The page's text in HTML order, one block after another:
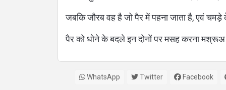
जबकि जौरब वह है जो पैर में पहना जाता है, एवं चमड़े
पैर को धोने के बदले इन दोनों पर मसह करना
WhatsApp Twitter Facebook